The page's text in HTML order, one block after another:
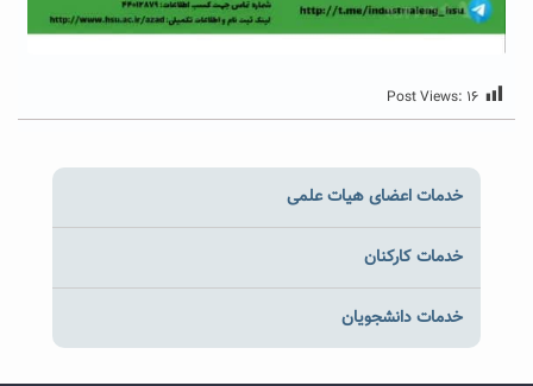
Post Views: ۱۶
خدمات اعضای هیات علمی
خدمات کارکنان
خدمات دانشجویان